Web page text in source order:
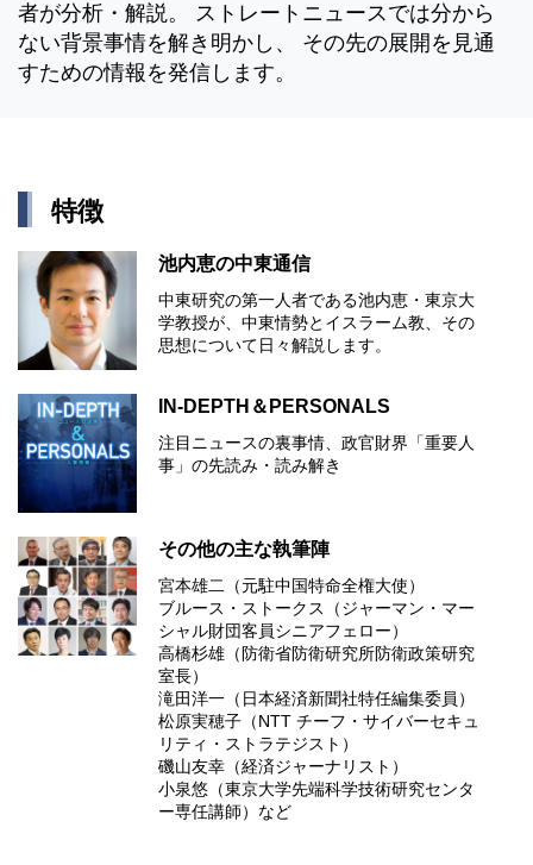
者が分析・解説。 ストレートニュースでは分から
ない背景事情を解き明かし、 その先の展開を見通
すための情報を発信します。
特徴
池内恵の中東通信
中東研究の第⼀⼈者である池内恵・東京⼤
学教授が、中東情勢とイスラーム教、その
思想について⽇々解説します。
IN-DEPTH＆PERSONALS
注目ニュースの裏事情、政官財界「重要人
事」の先読み・読み解き
その他の主な執筆陣
宮本雄二（元駐中国特命全権大使）
ブルース・ストークス（ジャーマン・マー
シャル財団客員シニアフェロー）
高橋杉雄（防衛省防衛研究所防衛政策研究
室長）
滝田洋一（日本経済新聞社特任編集委員）
松原実穂子（NTT チーフ・サイバーセキュ
リティ・ストラテジスト）
磯山友幸（経済ジャーナリスト）
小泉悠（東京大学先端科学技術研究センタ
ー専任講師）など